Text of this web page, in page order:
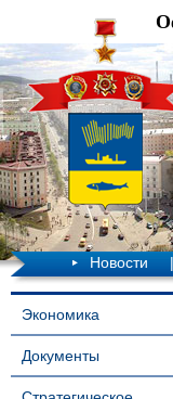
Новости |
Экономика
Документы